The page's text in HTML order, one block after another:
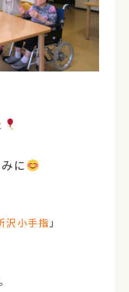
に
沢小手指 」